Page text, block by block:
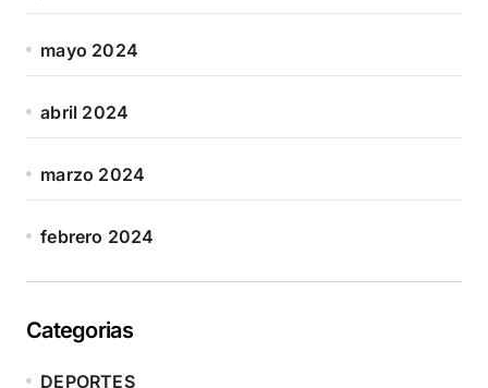
mayo 2024
abril 2024
marzo 2024
febrero 2024
Categorias
DEPORTES